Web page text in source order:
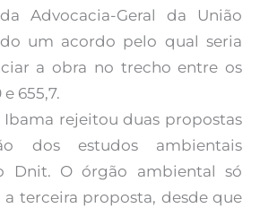
Advocacia-Geral da União
um acordo pelo qual seria
a obra no trecho entre os
655,7.
Ibama rejeitou duas propostas
dos estudos ambientais
Dnit. O órgão ambiental só
terceira proposta, desde que